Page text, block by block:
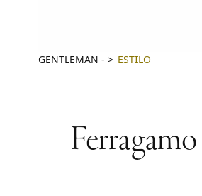
GENTLEMAN - ESTILO